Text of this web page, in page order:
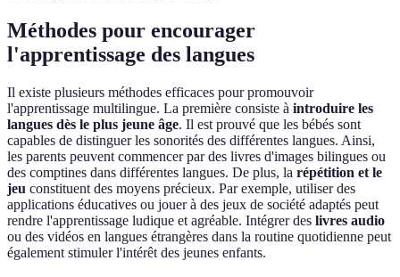
Méthodes pour encourager
l'apprentissage des langues
Il existe plusieurs méthodes efficaces pour promouvoir
l'apprentissage multilingue. La première consiste à introduire les
langues dès le plus jeune âge. Il est prouvé que les bébés sont
capables de distinguer les sonorités des différentes langues. Ainsi,
les parents peuvent commencer par des livres d'images bilingues ou
des comptines dans différentes langues. De plus, la répétition et le
jeu constituent des moyens précieux. Par exemple, utiliser des
applications éducatives ou jouer à des jeux de société adaptés peut
rendre l'apprentissage ludique et agréable. Intégrer des livres audio
ou des vidéos en langues étrangères dans la routine quotidienne peut
également stimuler l'intérêt des jeunes enfants.